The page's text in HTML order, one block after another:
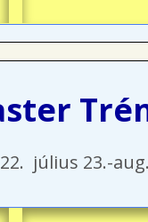
július 23.-